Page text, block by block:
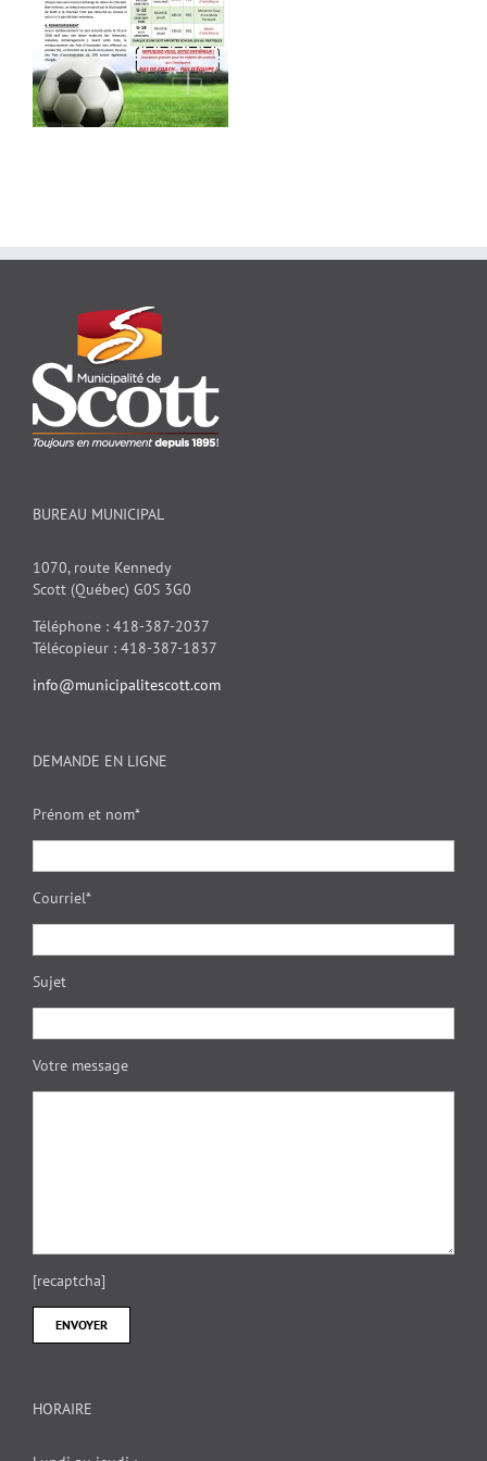
BUREAU MUNICIPAL
1070, route Kennedy
Scott (Québec) G0S 3G0
Téléphone : 418-387-2037
Télécopieur : 418-387-1837
info@municipalitescott.com
DEMANDE EN LIGNE
Prénom et nom*
Courriel*
Sujet
Votre message
[recaptcha]
HORAIRE